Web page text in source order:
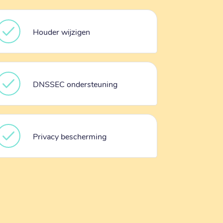
Houder wijzigen
DNSSEC ondersteuning
Privacy bescherming